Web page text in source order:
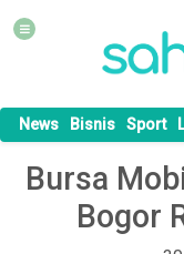
News Bisnis Sport
Bursa
Bogor